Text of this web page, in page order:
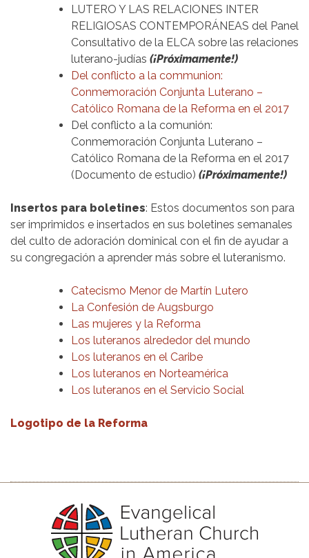
LUTERO Y LAS RELACIONES INTER
RELIGIOSAS CONTEMPORÁNEAS del Panel
Consultativo de la ELCA sobre las relaciones
luterano-judías (¡Próximamente!)
Del conflicto a la communion:
Conmemoración Conjunta Luterano –
Católico Romana de la Reforma en el 2017
Del conflicto a la comunión:
Conmemoración Conjunta Luterano –
Católico Romana de la Reforma en el 2017
(Documento de estudio) (¡Próximamente!)
Insertos para boletines: Estos documentos son para
ser imprimidos e insertados en sus boletines semanales
del culto de adoración dominical con el fin de ayudar a
su congregación a aprender más sobre el luteranismo.
Catecismo Menor de Martín Lutero
La Confesión de Augsburgo
Las mujeres y la Reforma
Los luteranos alrededor del mundo
Los luteranos en el Caribe
Los luteranos en Norteamérica
Los luteranos en el Servicio Social
Logotipo de la Reforma